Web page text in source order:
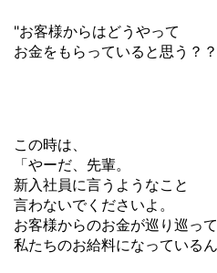
"お客様からはどうやって
お金をもらっていると思う？
この時は、
「やーだ、先輩。
新入社員に言うようなこと
言わないでくださいよ。
お客様からのお金が巡り巡って
私たちのお給料になっている